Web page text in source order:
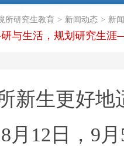
所研究生教育 > 新闻动态 > 新
与生活，规划研究生
生更好地
月12日，9